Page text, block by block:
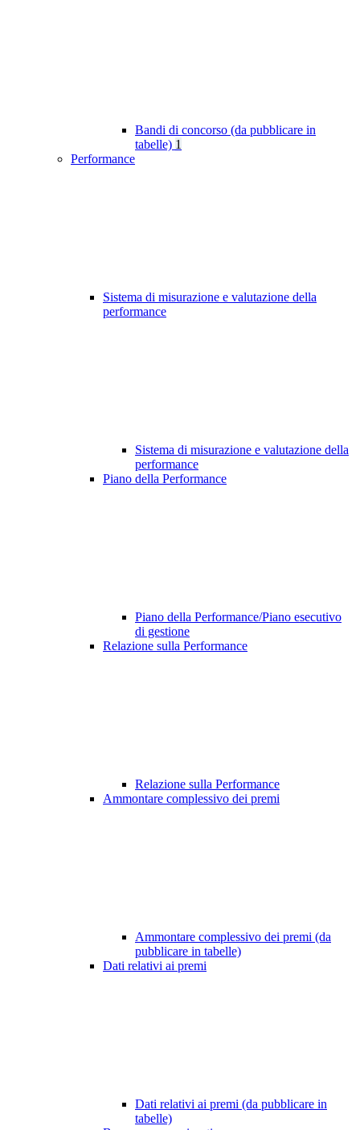
Bandi di concorso (da pubblicare in
tabelle) 1
Performance
Sistema di misurazione e valutazione della
performance
Sistema di misurazione e valutazione della
performance
Piano della Performance
Piano della Performance/Piano esecutivo
di gestione
Relazione sulla Performance
Relazione sulla Performance
Ammontare complessivo dei premi
Ammontare complessivo dei premi (da
pubblicare in tabelle)
Dati relativi ai premi
Dati relativi ai premi (da pubblicare in
tabelle)